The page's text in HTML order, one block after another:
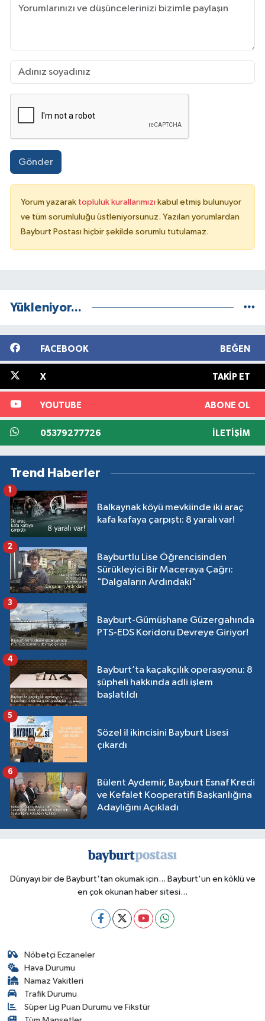
Gönder
Yorum yazarak topluluk kurallarımızı kabul etmiş bulunuyor
ve tüm sorumluluğu üstleniyorsunuz. Yazılan yorumlardan
Bayburt Postası hiçbir şekilde sorumlu tutulamaz.
Yükleniyor...
FACEBOOK BEĞEN
X TAKIP ET
YOUTUBE ABONE OL
05379277726 İLETIŞIM
Trend Haberler
Balkaynak köyü mevkiinde iki araç
kafa kafaya çarpıştı: 8 yaralı var!
1
Bayburtlu Lise Öğrencisinden
Sürükleyici Bir Maceraya Çağrı:
"Dalgaların Ardındaki"
2
Bayburt-Gümüşhane Güzergahında
PTS-EDS Koridoru Devreye Giriyor!
3
Bayburt’ta kaçakçılık operasyonu: 8
şüpheli hakkında adli işlem
başlatıldı
4
Sözel il ikincisini Bayburt Lisesi
çıkardı
5
Bülent Aydemir, Bayburt Esnaf Kredi
ve Kefalet Kooperatifi Başkanlığına
Adaylığını Açıkladı
6
Dünyayı bir de Bayburt'tan okumak için... Bayburt'un en köklü ve
en çok okunan haber sitesi...
Nöbetçi Eczaneler
Hava Durumu
Namaz Vakitleri
Trafik Durumu
Süper Lig Puan Durumu ve Fikstür